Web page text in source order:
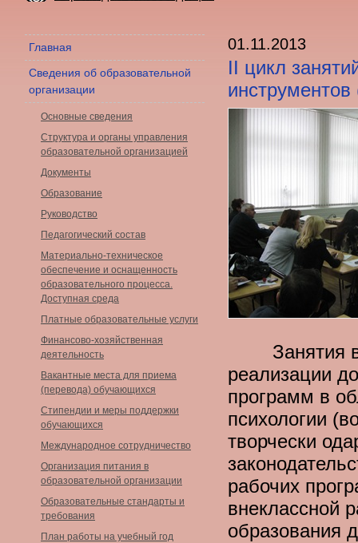
Главная
Сведения об образовательной
организации
Основные сведения
Структура и органы управления
образовательной организацией
Документы
Образование
Руководство
Педагогический состав
Материально-техническое
обеспечение и оснащенность
образовательного процесса.
Доступная среда
Платные образовательные услуги
Финансово-хозяйственная
деятельность
Вакантные места для приема
(перевода) обучающихся
Стипендии и меры поддержки
обучающихся
Международное сотрудничество
Организация питания в
образовательной организации
Образовательные стандарты и
требования
План работы на учебный год
01.11.2013
II цикл
Занятия
реализации
программ в
психологии
творчески
рабочих
внеклассной
образования